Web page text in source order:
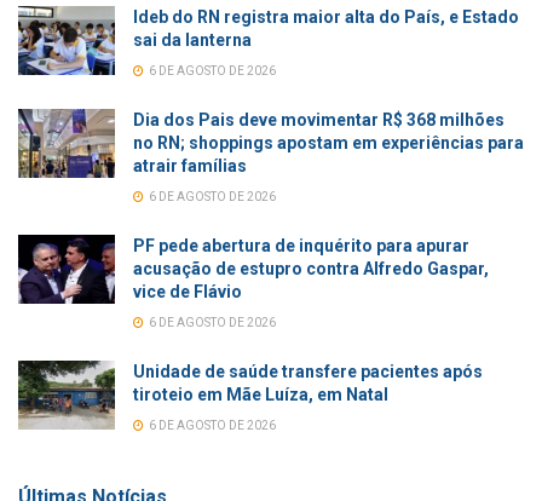
Ideb do RN registra maior alta do País, e Estado
sai da lanterna
6 DE AGOSTO DE 2026
Dia dos Pais deve movimentar R$ 368 milhões
no RN; shoppings apostam em experiências para
atrair famílias
6 DE AGOSTO DE 2026
PF pede abertura de inquérito para apurar
acusação de estupro contra Alfredo Gaspar,
vice de Flávio
6 DE AGOSTO DE 2026
Unidade de saúde transfere pacientes após
tiroteio em Mãe Luíza, em Natal
6 DE AGOSTO DE 2026